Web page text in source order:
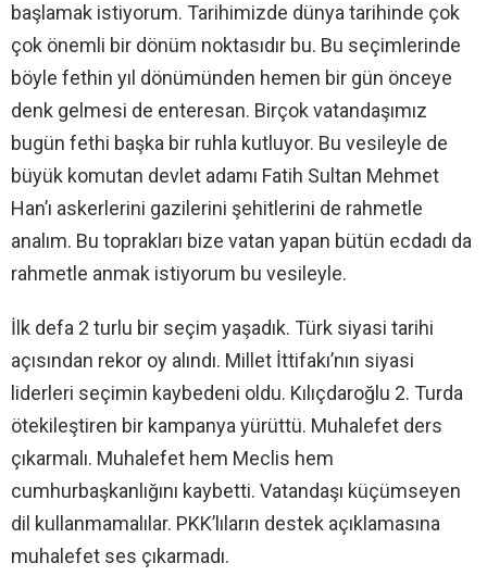
başlamak istiyorum. Tarihimizde dünya tarihinde çok
çok önemli bir dönüm noktasıdır bu. Bu seçimlerinde
böyle fethin yıl dönümünden hemen bir gün önceye
denk gelmesi de enteresan. Birçok vatandaşımız
bugün fethi başka bir ruhla kutluyor. Bu vesileyle de
büyük komutan devlet adamı Fatih Sultan Mehmet
Han’ı askerlerini gazilerini şehitlerini de rahmetle
analım. Bu toprakları bize vatan yapan bütün ecdadı da
rahmetle anmak istiyorum bu vesileyle.
İlk defa 2 turlu bir seçim yaşadık. Türk siyasi tarihi
açısından rekor oy alındı. Millet İttifakı’nın siyasi
liderleri seçimin kaybedeni oldu. Kılıçdaroğlu 2. Turda
ötekileştiren bir kampanya yürüttü. Muhalefet ders
çıkarmalı. Muhalefet hem Meclis hem
cumhurbaşkanlığını kaybetti. Vatandaşı küçümseyen
dil kullanmamalılar. PKK’lıların destek açıklamasına
muhalefet ses çıkarmadı.